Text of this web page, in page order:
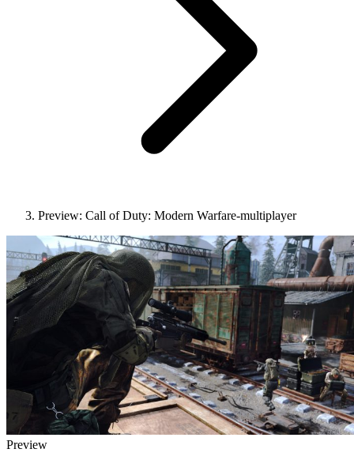
Preview: Call of Duty: Modern Warfare-multiplayer
Preview